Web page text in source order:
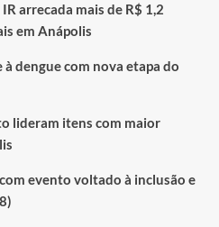
arrecada mais de R$ 1,2
em Anápolis
dengue com nova etapa do
lideram itens com maior
evento voltado à inclusão e